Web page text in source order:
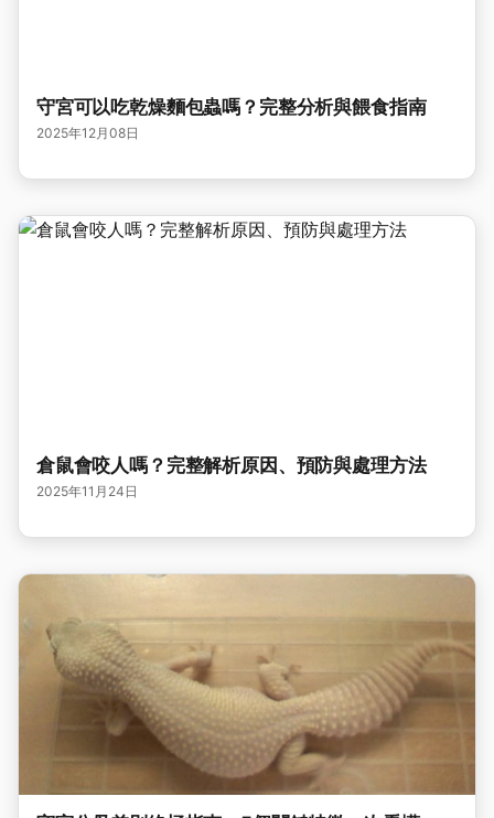
守宮可以吃乾燥麵包蟲嗎？完整分析與餵食指南
2025年12月08日
倉鼠會咬人嗎？完整解析原因、預防與處理方法
2025年11月24日